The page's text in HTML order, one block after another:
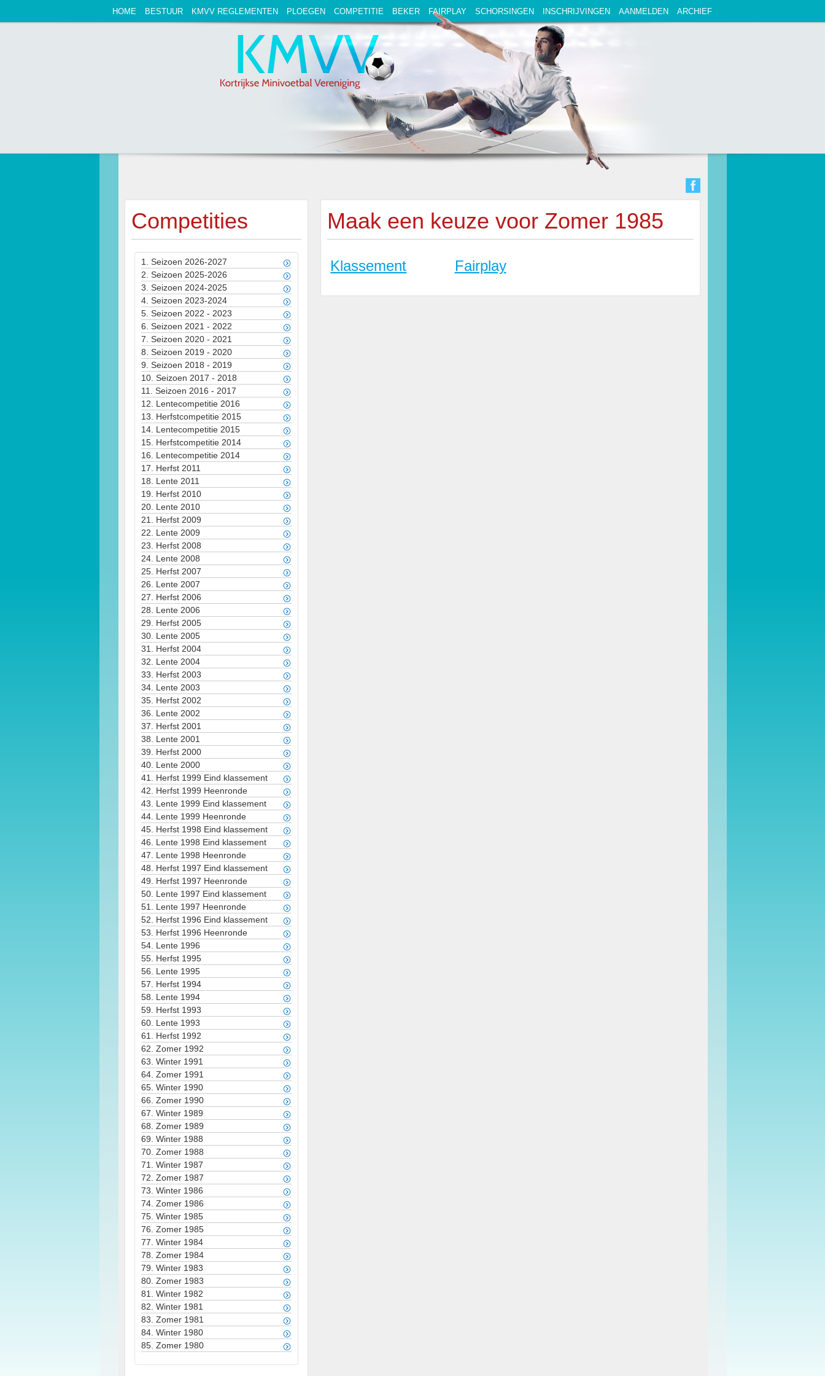
HOME BESTUUR KMVV REGLEMENTEN PLOEGEN COMPETITIE BEKER FAIRPLAY SCHORSINGEN INSCHRIJVINGEN AANMELDEN ARCHIEF
Competities
1. Seizoen 2026-2027
2. Seizoen 2025-2026
3. Seizoen 2024-2025
4. Seizoen 2023-2024
5. Seizoen 2022 - 2023
6. Seizoen 2021 - 2022
7. Seizoen 2020 - 2021
8. Seizoen 2019 - 2020
9. Seizoen 2018 - 2019
10. Seizoen 2017 - 2018
11. Seizoen 2016 - 2017
12. Lentecompetitie 2016
13. Herfstcompetitie 2015
14. Lentecompetitie 2015
15. Herfstcompetitie 2014
16. Lentecompetitie 2014
17. Herfst 2011
18. Lente 2011
19. Herfst 2010
20. Lente 2010
21. Herfst 2009
22. Lente 2009
23. Herfst 2008
24. Lente 2008
25. Herfst 2007
26. Lente 2007
27. Herfst 2006
28. Lente 2006
29. Herfst 2005
30. Lente 2005
31. Herfst 2004
32. Lente 2004
33. Herfst 2003
34. Lente 2003
35. Herfst 2002
36. Lente 2002
37. Herfst 2001
38. Lente 2001
39. Herfst 2000
40. Lente 2000
41. Herfst 1999 Eind klassement
42. Herfst 1999 Heenronde
43. Lente 1999 Eind klassement
44. Lente 1999 Heenronde
45. Herfst 1998 Eind klassement
46. Lente 1998 Eind klassement
47. Lente 1998 Heenronde
48. Herfst 1997 Eind klassement
49. Herfst 1997 Heenronde
50. Lente 1997 Eind klassement
51. Lente 1997 Heenronde
52. Herfst 1996 Eind klassement
53. Herfst 1996 Heenronde
54. Lente 1996
55. Herfst 1995
56. Lente 1995
57. Herfst 1994
58. Lente 1994
59. Herfst 1993
60. Lente 1993
61. Herfst 1992
62. Zomer 1992
63. Winter 1991
64. Zomer 1991
65. Winter 1990
66. Zomer 1990
67. Winter 1989
68. Zomer 1989
69. Winter 1988
70. Zomer 1988
71. Winter 1987
72. Zomer 1987
73. Winter 1986
74. Zomer 1986
75. Winter 1985
76. Zomer 1985
77. Winter 1984
78. Zomer 1984
79. Winter 1983
80. Zomer 1983
81. Winter 1982
82. Winter 1981
83. Zomer 1981
84. Winter 1980
85. Zomer 1980
Maak een keuze voor Zomer 1985
Klassement Fairplay